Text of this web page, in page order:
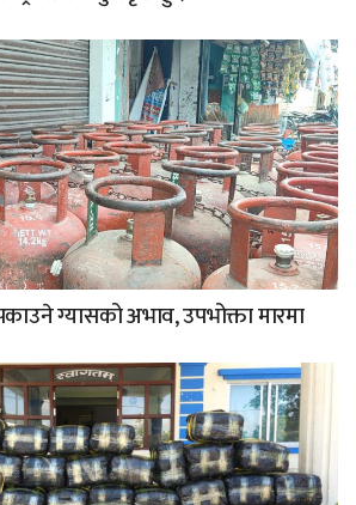
ग्यासको अभाव, उपभोक्ता मारमा